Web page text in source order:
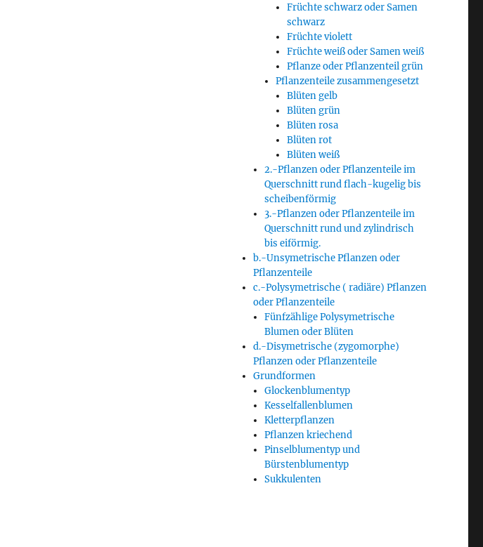
Früchte schwarz oder Samen
schwarz
Früchte violett
Früchte weiß oder Samen weiß
Pflanze oder Pflanzenteil grün
Pflanzenteile zusammengesetzt
Blüten gelb
Blüten grün
Blüten rosa
Blüten rot
Blüten weiß
2.-Pflanzen oder Pflanzenteile im
Querschnitt rund flach-kugelig bis
scheibenförmig
3.-Pflanzen oder Pflanzenteile im
Querschnitt rund und zylindrisch
bis eiförmig.
b.-Unsymetrische Pflanzen oder
Pflanzenteile
c.-Polysymetrische ( radiäre) Pflanzen
oder Pflanzenteile
Fünfzählige Polysymetrische
Blumen oder Blüten
d.-Disymetrische (zygomorphe)
Pflanzen oder Pflanzenteile
Grundformen
Glockenblumentyp
Kesselfallenblumen
Kletterpflanzen
Pflanzen kriechend
Pinselblumentyp und
Bürstenblumentyp
Sukkulenten